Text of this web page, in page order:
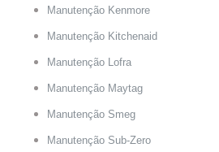
Manutenção Kenmore
Manutenção Kitchenaid
Manutenção Lofra
Manutenção Maytag
Manutenção Smeg
Manutenção Sub-Zero